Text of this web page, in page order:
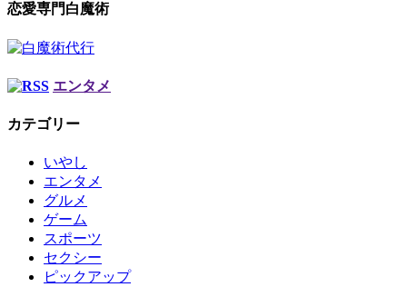
恋愛専門白魔術
エンタメ
カテゴリー
いやし
エンタメ
グルメ
ゲーム
スポーツ
セクシー
ピックアップ